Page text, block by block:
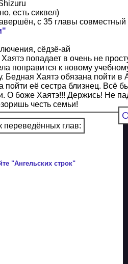
есть сиквел)
с 35 главы совместный
сёдзё-ай
Хаятэ попадает в очень не
поправится к новому
Бедная Хаятэ обязана пойти
пойти её сестра близнец. Всё
О боже Хаятэ!!! Держись! Не
честь семьи!
глав:
"Ангельских строк"